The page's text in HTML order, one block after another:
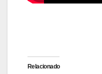
Relacionado